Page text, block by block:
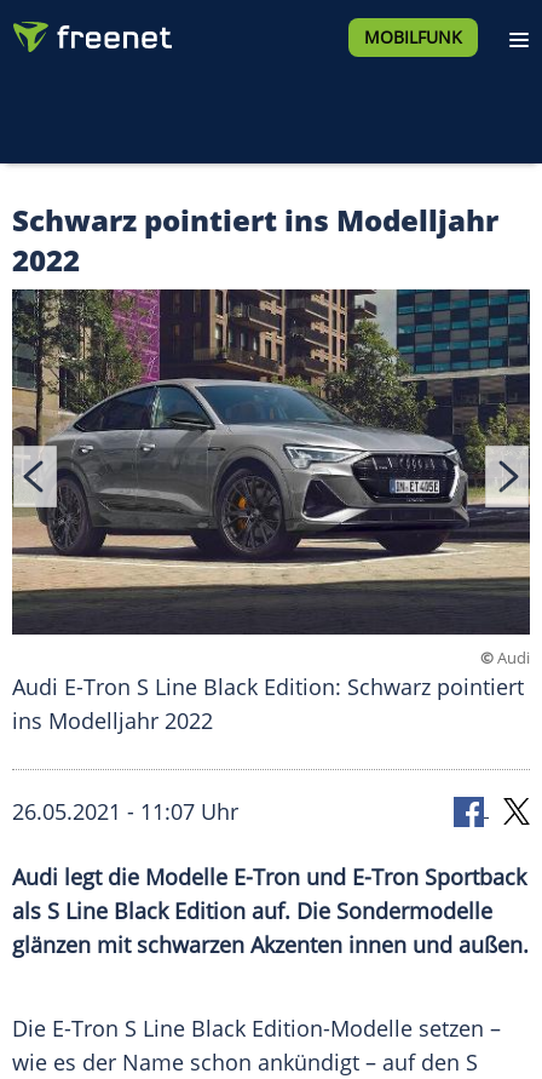
MOBILFUNK
Schwarz pointiert ins Modelljahr
2022
©Audi
Audi E-Tron S Line Black Edition: Schwarz pointiert
ins Modelljahr 2022
26.05.2021 - 11:07 Uhr
Audi legt die Modelle E-Tron und E-Tron Sportback
als S Line Black Edition auf. Die Sondermodelle
glänzen mit schwarzen Akzenten innen und außen.
Die E-Tron S Line Black Edition-Modelle setzen –
wie es der Name schon ankündigt – auf den S